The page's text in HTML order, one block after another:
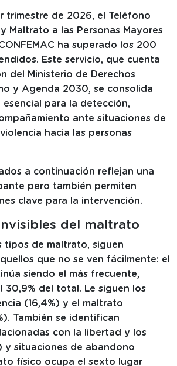
trimestre de 2026, el Teléfono
Maltrato a las Personas Mayores
ha superado los 200
Este servicio, que cuenta
del Ministerio de Derechos
y Agenda 2030, se consolida
esencial para la detección,
ante situaciones de
hacia las personas
a continuación reflejan una
pero también permiten
clave para la intervención.
del maltrato
tipos de maltrato, siguen
que no se ven fácilmente: el
siendo el más frecuente,
30,9% del total. Le siguen los
(16,4%) y el maltrato
También se identifican
con la libertad y los
y situaciones de abandono
físico ocupa el sexto lugar